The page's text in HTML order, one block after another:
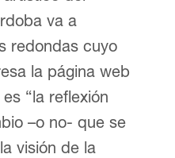
va a
redondas cuyo
la página web
“la reflexión
–o no- que se
visión de la